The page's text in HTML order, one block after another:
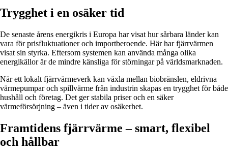
Trygghet i en osäker tid
De senaste årens energikris i Europa har visat hur sårbara länder kan
vara för prisfluktuationer och importberoende. Här har fjärrvärmen
visat sin styrka. Eftersom systemen kan använda många olika
energikällor är de mindre känsliga för störningar på världsmarknaden.
När ett lokalt fjärrvärmeverk kan växla mellan biobränslen, eldrivna
värmepumpar och spillvärme från industrin skapas en trygghet för både
hushåll och företag. Det ger stabila priser och en säker
värmeförsörjning – även i tider av osäkerhet.
Framtidens fjärrvärme – smart, flexibel
och hållbar